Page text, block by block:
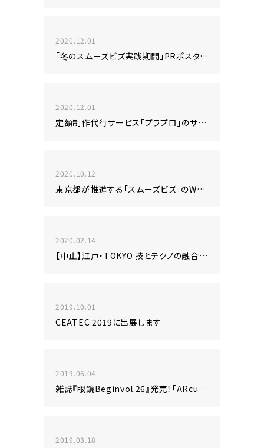
2020.12.01
「冬のスムーズビズ実践期間」PRポスターの制作を担当しました！
2020.12.01
定額制作代行サービス「プラプロ」のサイトをオープンしました！
2020.10.12
東京都が推進する「スムーズビズ」のWEBページリニューアルを担当しました！
2020.02.14
【中止】江戸・TOKYO 技とテクノの融合展2020@東京国際フォーラムに出展致します！
2019.10.01
CEATEC 2019に出展します
2019.06.04
雑誌『眼鏡Beginvol.26』発売！「ARcube」は進化しついに顔認証機能が追加！試着機能が一新しました！
2019.03.18